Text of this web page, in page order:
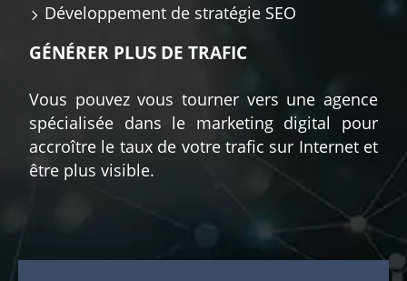
Développement de stratégie SEO
GÉNÉRER PLUS DE TRAFIC
Vous pouvez vous tourner vers une agence
spécialisée dans le marketing digital pour
accroître le taux de votre trafic sur Internet et
être plus visible.